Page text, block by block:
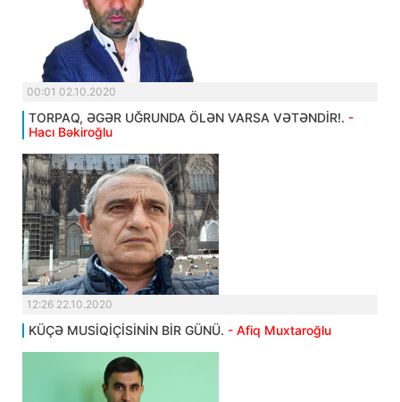
00:01 02.10.2020
TORPAQ, ƏGƏR UĞRUNDA ÖLƏN VARSA VƏTƏNDİR!. -
Hacı Bəkiroğlu
12:26 22.10.2020
KÜÇƏ MUSİQİÇİSİNİN BİR GÜNÜ. - Afiq Muxtaroğlu